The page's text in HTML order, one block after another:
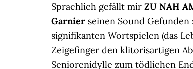
Sprachlich gefällt mir ZU NAH
Garnier seinen Sound
signifikanten Wortspielen (das
Zeigefinger den klitorisartigen
Seniorenidylle zum tödlichen